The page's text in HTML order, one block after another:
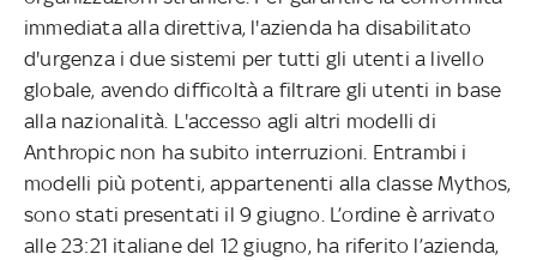
immediata alla direttiva, l'azienda ha disabilitato
d'urgenza i due sistemi per tutti gli utenti a livello
globale, avendo difficoltà a filtrare gli utenti in base
alla nazionalità. L'accesso agli altri modelli di
Anthropic non ha subito interruzioni. Entrambi i
modelli più potenti, appartenenti alla classe Mythos,
sono stati presentati il 9 giugno. L’ordine è arrivato
alle 23:21 italiane del 12 giugno, ha riferito l’azienda,